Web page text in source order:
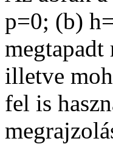
p=0; (b)
megtapadt
illetve
fel is